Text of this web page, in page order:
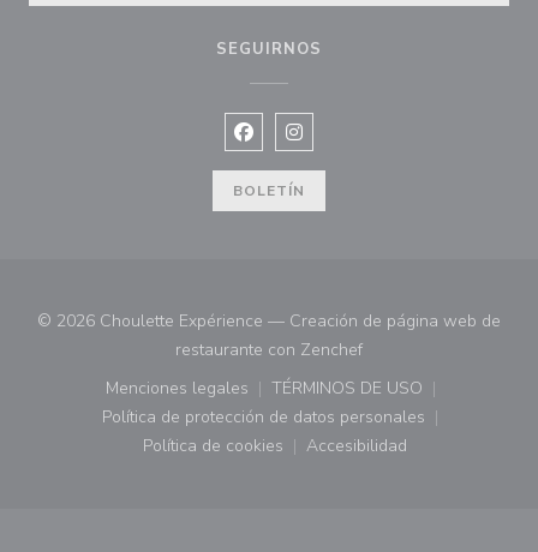
SEGUIRNOS
Facebook ((abre en una nueva
Instagram ((abre en una
BOLETÍN
© 2026 Choulette Expérience — Creación de página web de
restaurante con Zenchef((abre en una nueva
Menciones legales
((abre en una nueva ventana))
TÉRMINOS DE USO
((abre en una nueva
Política de protección de datos personales
((abre en una nueva ventana))
Política de cookies
((abre en una nueva ventana))
Accesibilidad
((abre en una nueva